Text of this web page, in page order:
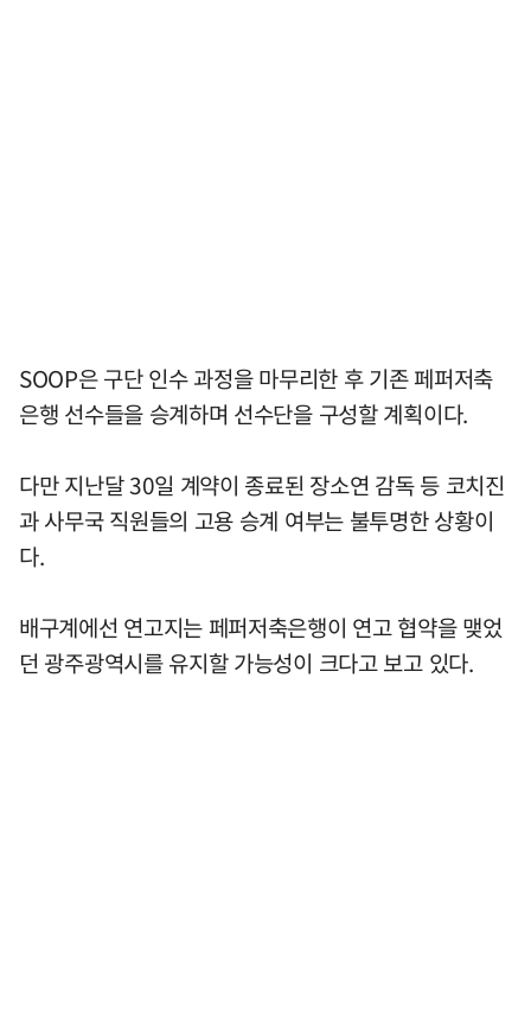
SOOP은 구단 인수 과정을 마무리한 후 기존 페퍼저축
은행 선수들을 승계하며 선수단을 구성할 계획이다.
다만 지난달 30일 계약이 종료된 장소연 감독 등 코치진
과 사무국 직원들의 고용 승계 여부는 불투명한 상황이
다.
배구계에선 연고지는 페퍼저축은행이 연고 협약을 맺었
던 광주광역시를 유지할 가능성이 크다고 보고 있다.